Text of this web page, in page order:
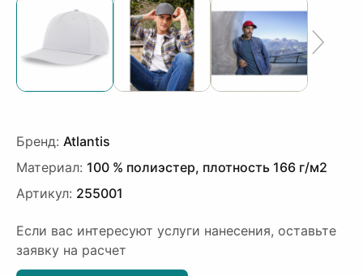
Бренд: Atlantis
Материал: 100 % полиэстер, плотность 166 г/м2
Артикул: 255001
Если вас интересуют услуги нанесения, оставьте
заявку на расчет